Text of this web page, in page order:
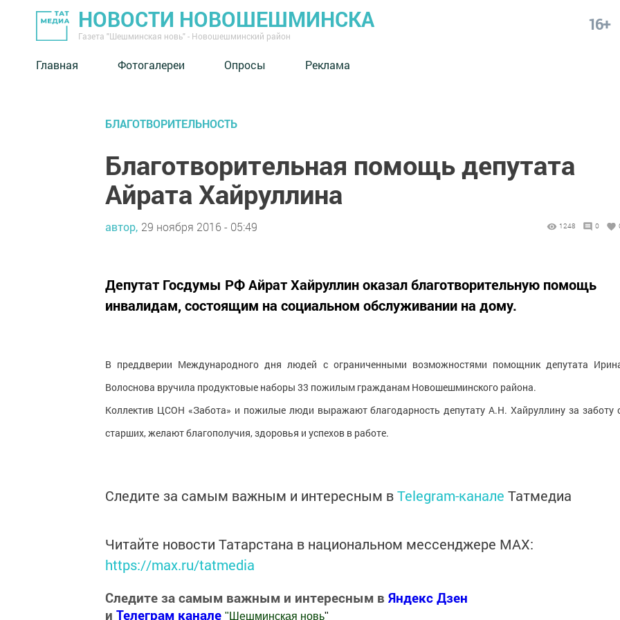
НОВОСТИ НОВОШЕШМИНСКА
Газета "Шешминская новь" - Новошешминский район
16+
Главная Фотогалереи Опросы Реклама
БЛАГОТВОРИТЕЛЬНОСТЬ
Благотворительная помощь депутата
Айрата Хайруллина
автор, 29 ноября 2016 - 05:49 1248 0
Депутат Госдумы РФ Айрат Хайруллин оказал благотворительную помощь
инвалидам, состоящим на социальном обслуживании на дому.
В преддверии Международного дня людей с ограниченными возможностями помощник депутата
Волоснова вручила продуктовые наборы 33 пожилым гражданам Новошешминского района.
Коллектив ЦСОН «Забота» и пожилые люди выражают благодарность депутату А.Н. Хайруллину за заботу
старших, желают благополучия, здоровья и успехов в работе.
Следите за самым важным и интересным вTelegram-канале Татмедиа
Читайте новости Татарстана в национальном мессенджере MАХ:
https://max.ru/tatmedia
Следите за самым важным и интересным в Яндекс Дзен
и Телеграм канале " Шешминская новь"